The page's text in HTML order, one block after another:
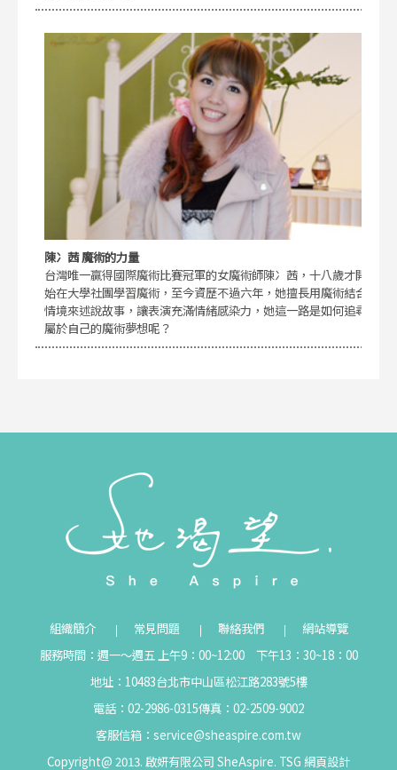
陳冫茜 魔術的力量
台灣唯一贏得國際魔術比賽冠軍的女魔術師陳冫茜，十八歲才開
始在大學社團學習魔術，至今資歷不過六年，她擅長用魔術結合
情境來述說故事，讓表演充滿情緒感染力，她這一路是如何追尋
屬於自己的魔術夢想呢？
組織簡介 常見問題 聯絡我們
網站導覽
服務時間：週一～週五 上午9：00~12:00 下午13：30~18：00
地址：10483台北市中山區松江路283號5樓
電話：02-2986-0315傳真：02-2509-9002
客服信箱： service@sheaspire.com.tw
Copyright@ 2013. 啟妍有限公司 SheAspire. TSG 網頁設計